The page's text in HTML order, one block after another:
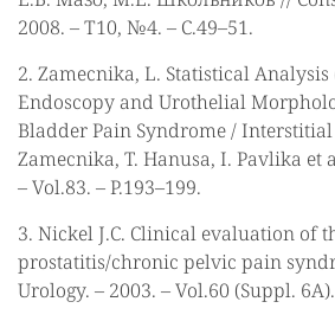
2008. – Т10, №4. – С.49–51.
2. Zamecnika, L. Statistical
Endoscopy and Urothelial
Bladder Pain Syndrome / Interstitial
Zamecnika, T. Hanusa, I. Pavlika et
– Vol.83. – P.193–199.
3. Nickel J.C. Clinical evaluation of
prostatitis/chronic pelvic pain
Urology. – 2003. – Vol.60 (Suppl.